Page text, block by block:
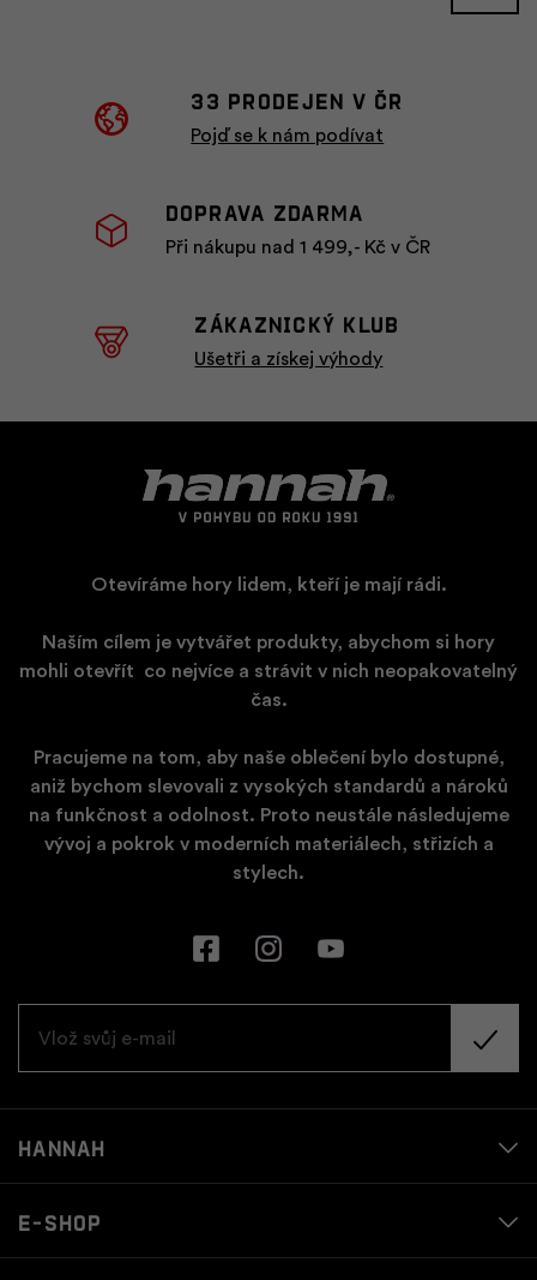
33 prodejen v ČR
Pojď se k nám podívat
Doprava zdarma
Při nákupu nad 1 499,- Kč v ČR
ZÁKAZNICKÝ KLUB
Ušetři a získej výhody
Otevíráme hory lidem, kteří je mají rádi.
Naším cílem je vytvářet produkty, abychom si hory
mohli otevřít
co nejvíce a strávit v nich neopakovatelný
čas.
Pracujeme na tom, aby naše oblečení bylo dostupné,
aniž bychom slevovali z vysokých standardů a nároků
na funkčnost a odolnost. Proto neustále následujeme
vývoj a pokrok v moderních materiálech, střizích a
stylech.
Hannah
E-shop